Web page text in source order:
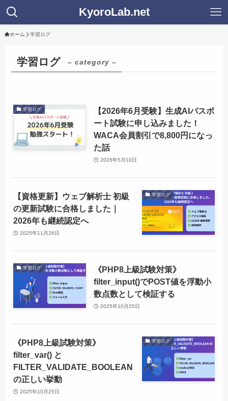
KyoroLab.net
ホーム 学習ログ
学習ログ – category –
学習ログ
【2026年6月受験】生成AIパスポ
ート試験に申し込みました！
WACA会員割引で8,800円になっ
た話
2026年5月10日
学習ログ
【資格更新】ウェブ解析士 初級
の更新試験に合格しました｜
2026年も継続認定へ
2025年11月26日
学習ログ
《PHP8上級試験対策》
filter_input()でPOST値を浮動小
数点数として検証する
2025年10月25日
学習ログ
《PHP8上級試験対策》
filter_var() と
FILTER_VALIDATE_BOOLEAN
の正しい挙動
2025年10月25日